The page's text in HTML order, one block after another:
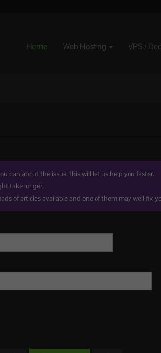
Home Web Hosting VPS /
can about the issue, this will let us help you faster.
take longer.
of articles available and one of them may well fix